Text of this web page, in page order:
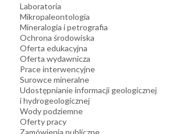
Laboratoria
Mikropaleontologia
Mineralogia i petrografia
Ochrona środowiska
Oferta edukacyjna
Oferta wydawnicza
Prace interwencyjne
Surowce mineralne
Udostępnianie informacji geologicznej
i hydrogeologicznej
Wody podziemne
Oferty pracy